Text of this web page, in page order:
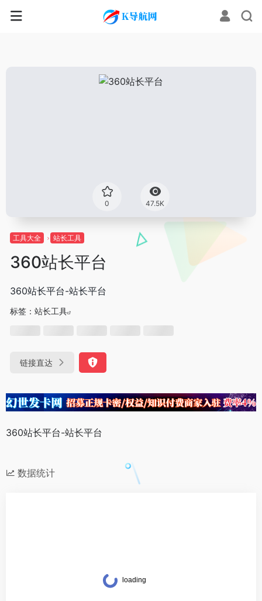
0 47.5K
工具大全 站长工具
360站长平台
360站长平台-站长平台
标签： 站长工具
链接直达
360站长平台-站长平台
数据统计